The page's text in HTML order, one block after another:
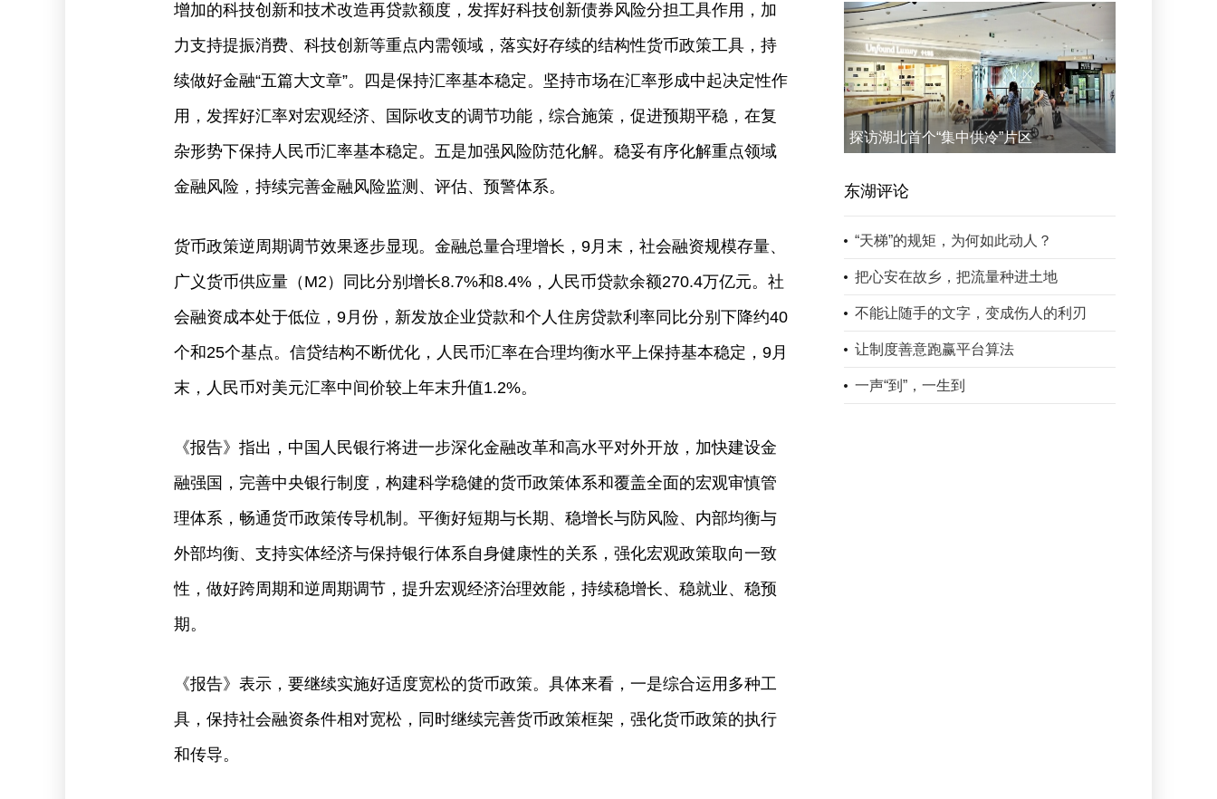
增加的科技创新和技术改造再贷款额度，发挥好科技创新债券风险分担工具作用，加
力支持提振消费、科技创新等重点内需领域，落实好存续的结构性货币政策工具，持
续做好金融“五篇大文章”。四是保持汇率基本稳定。坚持市场在汇率形成中起决定性作
用，发挥好汇率对宏观经济、国际收支的调节功能，综合施策，促进预期平稳，在复
杂形势下保持人民币汇率基本稳定。五是加强风险防范化解。稳妥有序化解重点领域
金融风险，持续完善金融风险监测、评估、预警体系。
货币政策逆周期调节效果逐步显现。金融总量合理增长，9月末，社会融资规模存量、
广义货币供应量（M2）同比分别增长8.7%和8.4%，人民币贷款余额270.4万亿元。社
会融资成本处于低位，9月份，新发放企业贷款和个人住房贷款利率同比分别下降约40
个和25个基点。信贷结构不断优化，人民币汇率在合理均衡水平上保持基本稳定，9月
末，人民币对美元汇率中间价较上年末升值1.2%。
《报告》指出，中国人民银行将进一步深化金融改革和高水平对外开放，加快建设金
融强国，完善中央银行制度，构建科学稳健的货币政策体系和覆盖全面的宏观审慎管
理体系，畅通货币政策传导机制。平衡好短期与长期、稳增长与防风险、内部均衡与
外部均衡、支持实体经济与保持银行体系自身健康性的关系，强化宏观政策取向一致
性，做好跨周期和逆周期调节，提升宏观经济治理效能，持续稳增长、稳就业、稳预
期。
《报告》表示，要继续实施好适度宽松的货币政策。具体来看，一是综合运用多种工
具，保持社会融资条件相对宽松，同时继续完善货币政策框架，强化货币政策的执行
和传导。
探访湖北首个“集中供冷”片区
东湖评论
“天梯”的规矩，为何如此动人？
把心安在故乡，把流量种进土地
不能让随手的文字，变成伤人的利刃
让制度善意跑赢平台算法
一声“到”，一生到